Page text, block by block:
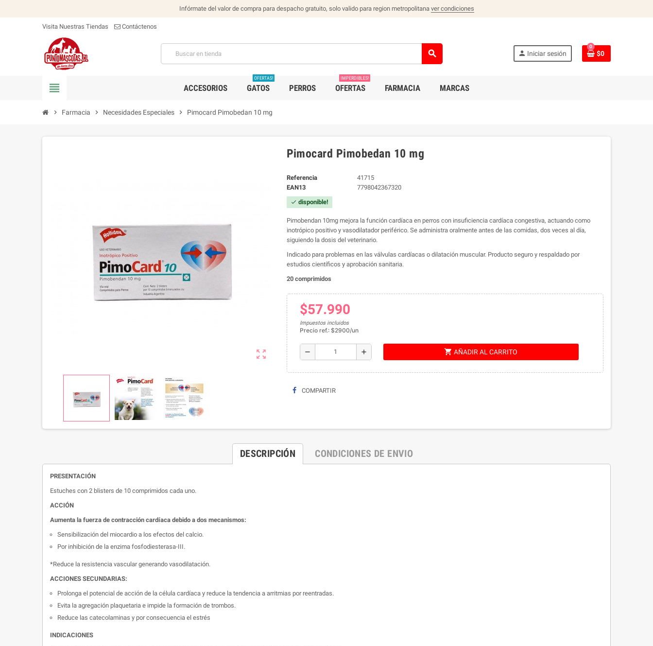
Infórmate del valor de compra para despacho gratuito, solo valido para region metropolitana ver condiciones
Visita Nuestras Tiendas Contáctenos
search person Iniciar sesión
0
$0
view_headline ACCESORIOS GATOS
OFERTAS!
PERROS OFERTAS
IMPERDIBLES!
FARMACIA MARCAS
chevron_right Farmacia chevron_right Necesidades Especiales chevron_right Pimocard Pimobedan 10 mg
zoom_out_map
Pimocard Pimobedan 10 mg
Referencia
41715
EAN13
7798042367320
check disponible!
Pimobendan 10mg mejora la función cardíaca en perros con insuficiencia cardíaca congestiva, actuando como
inotrópico positivo y vasodilatador periférico. Se administra oralmente antes de las comidas, dos veces al día,
siguiendo la dosis del veterinario.
Indicado para problemas en las válvulas cardíacas o dilatación muscular. Producto seguro y respaldado por
estudios científicos y aprobación sanitaria.
20 comprimidos
$57.990
Impuestos incluidos
Precio ref.: $2900/un
remove add shopping_cart AÑADIR AL CARRITO
COMPARTIR
DESCRIPCIÓN CONDICIONES DE ENVIO
PRESENTACIÓN
Estuches con 2 blisters de 10 comprimidos cada uno.
ACCIÓN
Aumenta la fuerza de contracción cardíaca debido a dos mecanismos:
Sensibilización del miocardio a los efectos del calcio.
Por inhibición de la enzima fosfodiesterasa-III.
*Reduce la resistencia vascular generando vasodilatación.
ACCIONES SECUNDARIAS:
Prolonga el potencial de acción de la célula cardíaca y reduce la tendencia a arritmias por reentradas.
Evita la agregación plaquetaria e impide la formación de trombos.
Reduce las catecolaminas y por consecuencia el estrés
INDICACIONES